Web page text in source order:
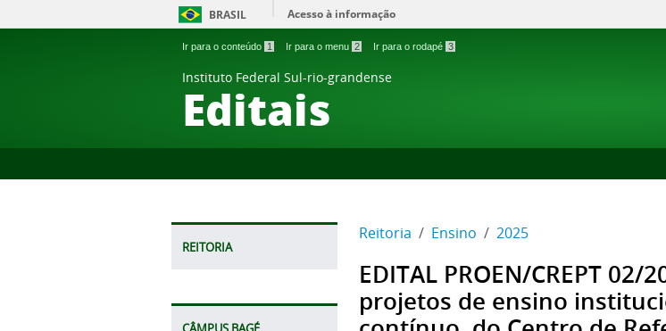
BRASIL Acesso à informação
Ir para o conteúdo 1 Ir para o menu 2 Ir para o rodapé 3
Instituto Federal Sul-rio-grandense
Editais
REITORIA
Reitoria Ensino 2025
EDITAL PROEN/CREPT
projetos de ensino